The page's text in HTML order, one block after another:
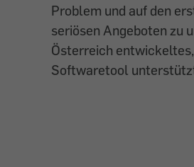
Problem und auf den
seriösen Angeboten zu
Österreich
Softwaretool